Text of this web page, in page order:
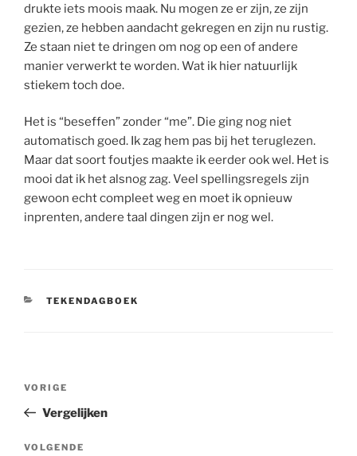
drukte iets moois maak. Nu mogen ze er zijn, ze zijn
gezien, ze hebben aandacht gekregen en zijn nu rustig.
Ze staan niet te dringen om nog op een of andere
manier verwerkt te worden. Wat ik hier natuurlijk
stiekem toch doe.
Het is “beseffen” zonder “me”. Die ging nog niet
automatisch goed. Ik zag hem pas bij het teruglezen.
Maar dat soort foutjes maakte ik eerder ook wel. Het is
mooi dat ik het alsnog zag. Veel spellingsregels zijn
gewoon echt compleet weg en moet ik opnieuw
inprenten, andere taal dingen zijn er nog wel.
CATEGORIEËN
TEKENDAGBOEK
Vorig
bericht
VORIGE
Vergelijken
Volgend
VOLGENDE